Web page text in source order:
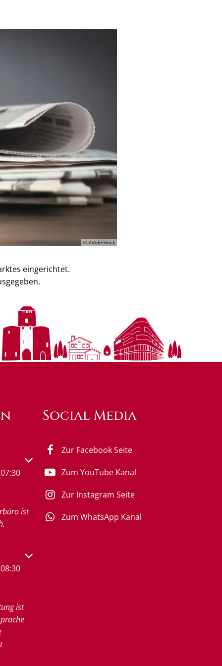
© AdobeStock
eingerichtet.
oder Schließzeiten auszublenden
ist
oder Schließzeiten auszublenden
ist
Social Media
Zur Facebook Seite
Zum YouTube Kanal
Zur Instagram Seite
Zum WhatsApp Kanal